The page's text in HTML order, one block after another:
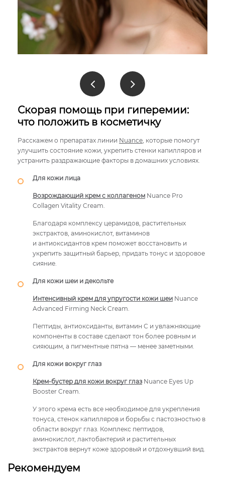
Скорая помощь при гиперемии:
что положить в косметичку
Расскажем о препаратах линии Nuance , которые помогут
улучшить состояние кожи, укрепить стенки капилляров и
устранить раздражающие факторы в домашних условиях.
Для кожи лица
Возрождающий крем с коллагеном Nuance Pro
Collagen Vitality Cream.
Благодаря комплексу церамидов, растительных
экстрактов, аминокислот, витаминов
и антиоксидантов крем поможет восстановить и
укрепить защитный барьер, придать тонус и здоровое
сияние.
Для кожи шеи и декольте
Интенсивный крем для упругости кожи шеи Nuance
Advanced Firming Neck Cream.
Пептиды, антиоксиданты, витамин С и увлажняющие
компоненты в составе сделают тон более ровным и
сияющим, а пигментные пятна — менее заметными.
Для кожи вокруг глаз
Крем-бустер для кожи вокруг глаз Nuance Eyes Up
Booster Cream.
У этого крема есть все необходимое для укрепления
тонуса, стенок капилляров и борьбы с пастозностью в
области вокруг глаз. Комплекс пептидов,
аминокислот, лактобактерий и растительных
экстрактов вернут коже здоровый и отдохнувший вид.
Рекомендуем